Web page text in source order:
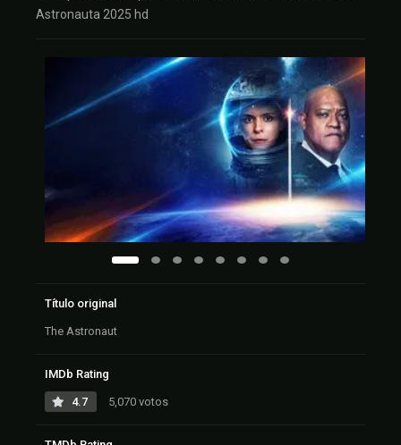
Astronauta 2025 hd
Título original
The Astronaut
IMDb Rating
4.7 5,070 votos